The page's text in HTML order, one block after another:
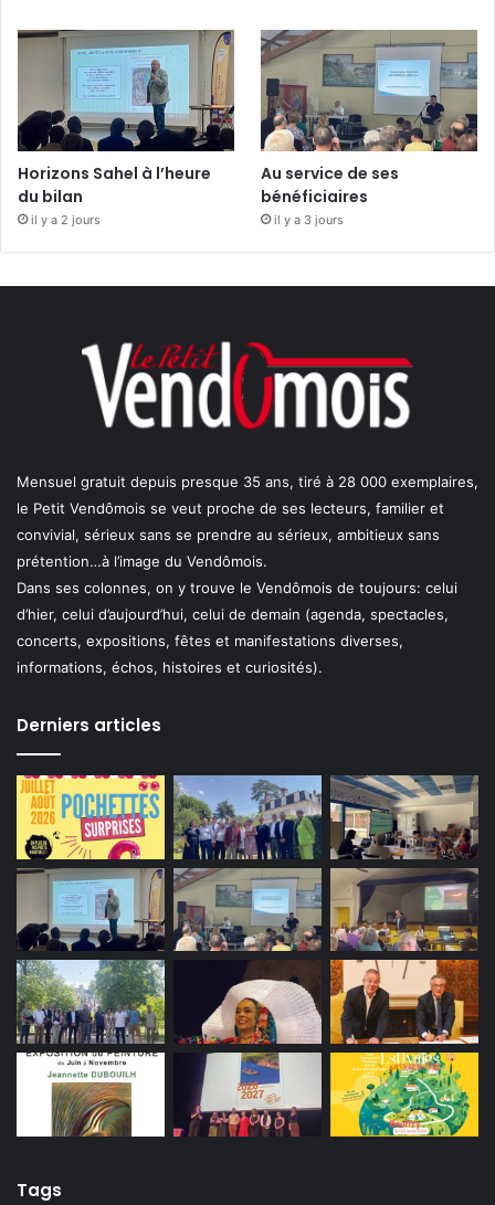
Horizons Sahel à l’heure
du bilan
il y a 2 jours
Au service de ses
bénéficiaires
il y a 3 jours
Mensuel gratuit depuis presque 35 ans, tiré à 28 000 exemplaires,
le Petit Vendômois se veut proche de ses lecteurs, familier et
convivial, sérieux sans se prendre au sérieux, ambitieux sans
prétention…à l’image du Vendômois.
Dans ses colonnes, on y trouve le Vendômois de toujours: celui
d’hier, celui d’aujourd’hui, celui de demain (agenda, spectacles,
concerts, expositions, fêtes et manifestations diverses,
informations, échos, histoires et curiosités).
Derniers articles
Tags